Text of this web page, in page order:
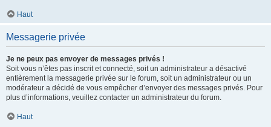
Haut
Messagerie privée
Je ne peux pas envoyer de messages privés !
Soit vous n’êtes pas inscrit et connecté, soit un administrateur a désactivé
entièrement la messagerie privée sur le forum, soit un administrateur ou un
modérateur a décidé de vous empêcher d’envoyer des messages privés. Pour
plus d’informations, veuillez contacter un administrateur du forum.
Haut